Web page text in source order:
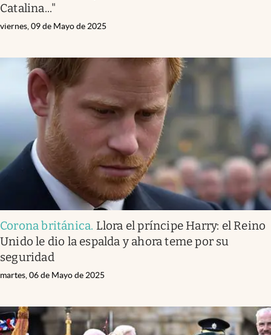
Catalina..."
viernes, 09 de Mayo de 2025
Corona británica. Llora el príncipe Harry: el Reino
Unido le dio la espalda y ahora teme por su
seguridad
martes, 06 de Mayo de 2025